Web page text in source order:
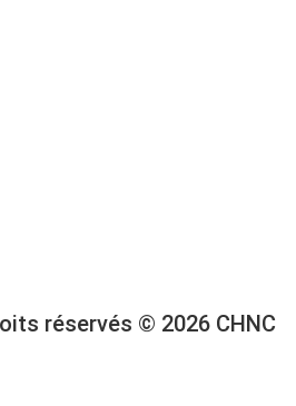
réservés © 2026 CHNC